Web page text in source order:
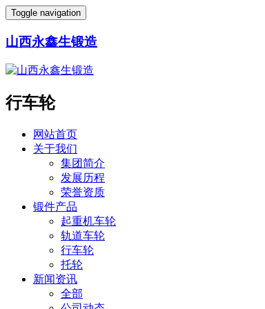
Toggle navigation
山西永鑫生锻造
行车轮
网站首页
关于我们
集团简介
发展历程
荣誉资质
锻件产品
起重机车轮
轨道车轮
行车轮
托轮
新闻资讯
全部